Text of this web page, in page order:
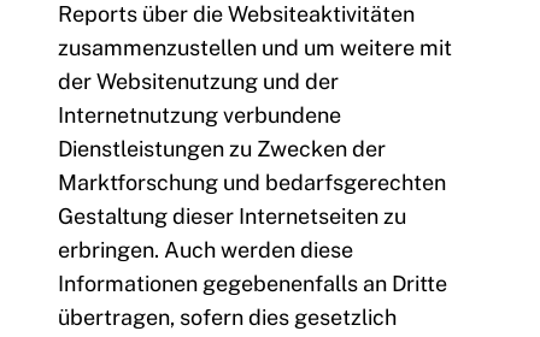
Reports über die Websiteaktivitäten
zusammenzustellen und um weitere mit
der Websitenutzung und der
Internetnutzung verbundene
Dienstleistungen zu Zwecken der
Marktforschung und bedarfsgerechten
Gestaltung dieser Internetseiten zu
erbringen. Auch werden diese
Informationen gegebenenfalls an Dritte
übertragen, sofern dies gesetzlich